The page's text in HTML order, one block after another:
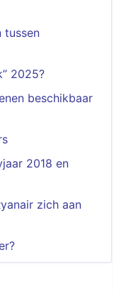
tussen
2025?
beschikbaar
2018 en
zich aan